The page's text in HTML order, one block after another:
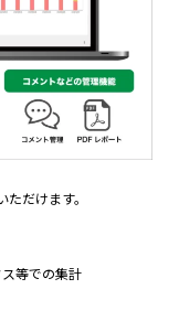
だけます。
等での集計